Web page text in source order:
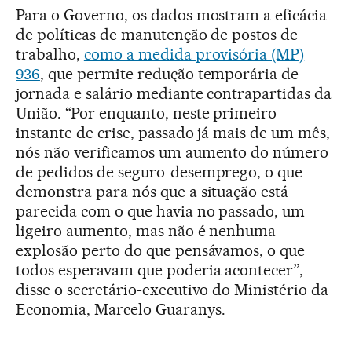
Para o Governo, os dados mostram a eficácia
de políticas de manutenção de postos de
trabalho, como a medida provisória (MP)
936, que permite redução temporária de
jornada e salário mediante contrapartidas da
União. “Por enquanto, neste primeiro
instante de crise, passado já mais de um mês,
nós não verificamos um aumento do número
de pedidos de seguro-desemprego, o que
demonstra para nós que a situação está
parecida com o que havia no passado, um
ligeiro aumento, mas não é nenhuma
explosão perto do que pensávamos, o que
todos esperavam que poderia acontecer”,
disse o secretário-executivo do Ministério da
Economia, Marcelo Guaranys.